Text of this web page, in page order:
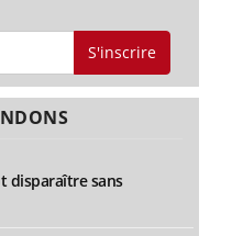
S'inscrire
disparaître sans